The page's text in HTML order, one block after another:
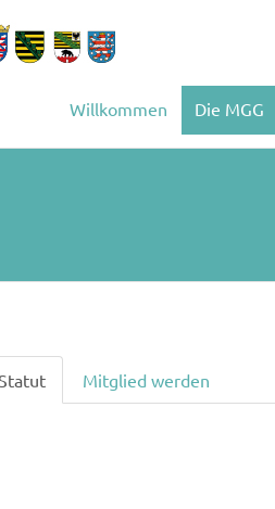
Willkommen Die MGG
Mitglied werden